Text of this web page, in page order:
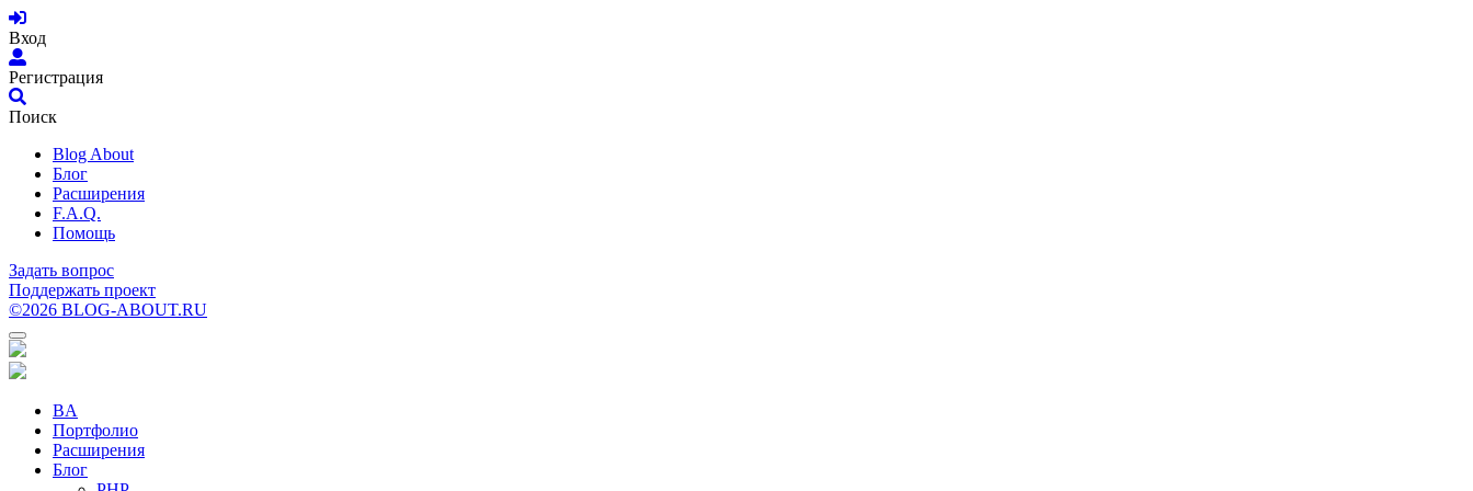
Вход
Регистрация
Поиск
Blog About
Блог
Расширения
F.A.Q.
Помощь
Задать вопрос
Поддержать проект
©2026 BLOG-ABOUT.RU
BA
Портфолио
Расширения
Блог